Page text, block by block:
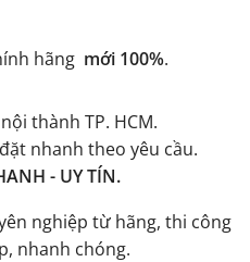
hãng mới 100%.
thành TP. HCM.
nhanh theo yêu cầu.
- UY TÍN.
nghiệp từ hãng, thi công
nhanh chóng.